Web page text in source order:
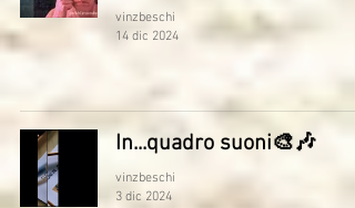
vinzbeschi
14 dic 2024
In...quadro suoni🎨🎶
vinzbeschi
3 dic 2024